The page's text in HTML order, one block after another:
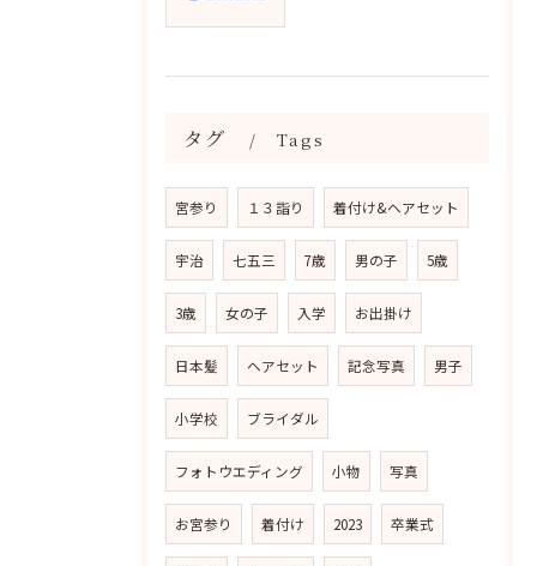
タグ Tags
宮参り １３詣り 着付け&ヘアセット
宇治 七五三 7歳 男の子 5歳
3歳 女の子 入学 お出掛け
日本髪 ヘアセット 記念写真 男子
小学校 ブライダル
フォトウエディング 小物 写真
お宮参り 着付け 2023 卒業式